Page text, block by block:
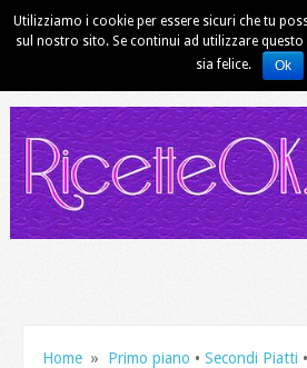
Home » Primo piano •Secondi Piatti
Utilizziamo i cookie per essere sicuri che tu
sul nostro sito. Se continui ad utilizzare
sia felice.
Ok